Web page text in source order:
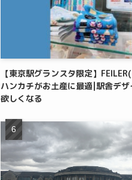
【東京駅グランスタ限定】
ハンカチがお土産に最適|駅舎デ
欲しくなる